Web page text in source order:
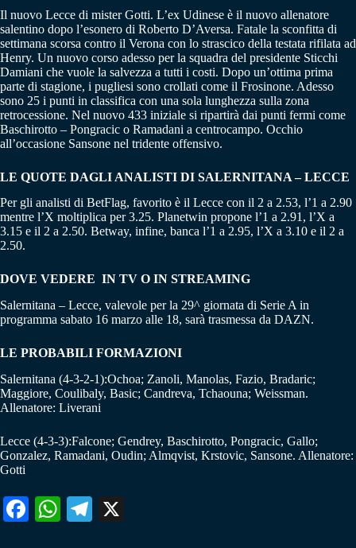
Il nuovo Lecce di mister Gotti. L’ex Udinese è il nuovo allenatore
salentino dopo l’esonero di Roberto D’Aversa. Fatale la sconfitta di
settimana scorsa contro il Verona con lo strascico della testata rifilata ad
Henry. Un nuovo corso adesso per la squadra del presidente Sticchi
Damiani che vuole la salvezza a tutti i costi. Dopo un’ottima prima
parte di stagione, i pugliesi sono crollati come il Frosinone. Adesso
sono 25 i punti in classifica con una sola lunghezza sulla zona
retrocessione. Nel nuovo 433 iniziale si ripartirà dai punti fermi come
Baschirotto – Pongracic o Ramadani a centrocampo. Occhio
all’occasione Sansone nel tridente offensivo.
LE QUOTE DAGLI ANALISTI DI SALERNITANA – LECCE
Per gli analisti di BetFlag, favorito è il Lecce con il 2 a 2.53, l’1 a 2.90
mentre l’X moltiplica per 3.25. Planetwin propone l’1 a 2.91, l’X a
3.15 e il 2 a 2.50. Betway, infine, banca l’1 a 2.95, l’X a 3.10 e il 2 a
2.50.
DOVE VEDERE IN TV O IN STREAMING
Salernitana – Lecce, valevole per la 29^ giornata di Serie A in
programma sabato 16 marzo alle 18, sarà trasmessa da DAZN.
LE PROBABILI FORMAZIONI
Salernitana (4-3-2-1):Ochoa; Zanoli, Manolas, Fazio, Bradaric;
Maggiore, Coulibaly, Basic; Candreva, Tchaouna; Weissman.
Allenatore: Liverani
Lecce (4-3-3):Falcone; Gendrey, Baschirotto, Pongracic, Gallo;
Gonzalez, Ramadani, Oudin; Almqvist, Krstovic, Sansone. Allenatore:
Gotti
Fa W
Te